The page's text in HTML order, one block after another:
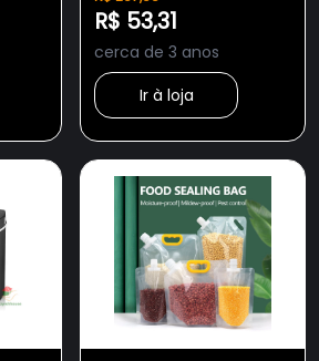
R$ 53,31
cerca de 3 anos
Ir à loja